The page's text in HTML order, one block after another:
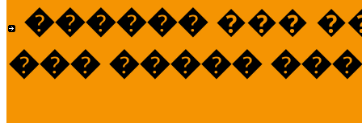
������ ���
��� �����